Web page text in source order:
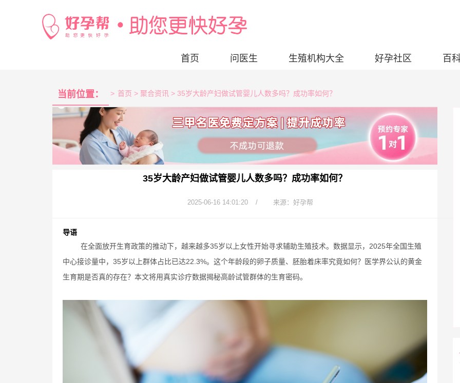
首页 问医生 生殖机构大全 好孕社区 百
当前位置： > 首页 > 聚合资讯 > 35岁大龄产妇做试管婴儿人数多吗？成功率如何？
35岁大龄产妇做试管婴儿人数多吗？成功率如何？
2025-06-16 14:01:20 / 来源：好孕帮
导语
在全面放开生育政策的推动下，越来越多35岁以上女性开始寻求辅助生殖技术。数据显示，2025年全国生殖
中心接诊量中，35岁以上群体占比已达22.3%。这个年龄段的卵子质量、胚胎着床率究竟如何？医学界公认的黄金
生育期是否真的存在？本文将用真实诊疗数据揭秘高龄试管群体的生育密码。